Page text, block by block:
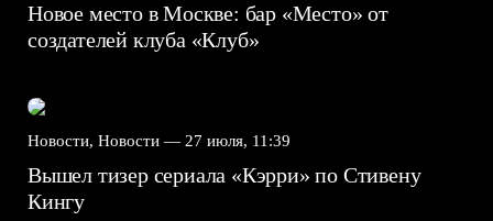
Новое место в Москве: бар «Место» от
создателей клуба «Клуб»
Новости, Новости — 27 июля, 11:39
Вышел тизер сериала «Кэрри» по Стивену
Кингу